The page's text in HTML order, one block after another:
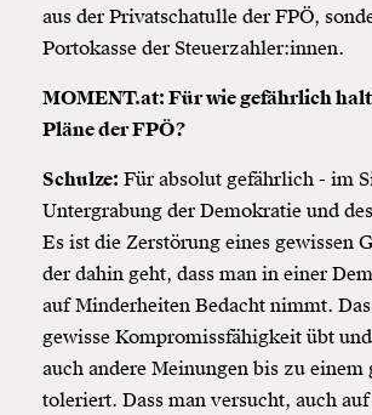
aus der Privatschatulle der FPÖ,
Portokasse der Steuerzahler:innen.
MOMENT.at: Für wie gefährlich
Pläne der FPÖ?
Schulze: Für absolut gefährlich - im
Untergrabung der Demokratie und
Es ist die Zerstörung eines gewissen
der dahin geht, dass man in einer
auf Minderheiten Bedacht nimmt.
gewisse Kompromissfähigkeit übt
auch andere Meinungen bis zu einem
toleriert. Dass man versucht, auch